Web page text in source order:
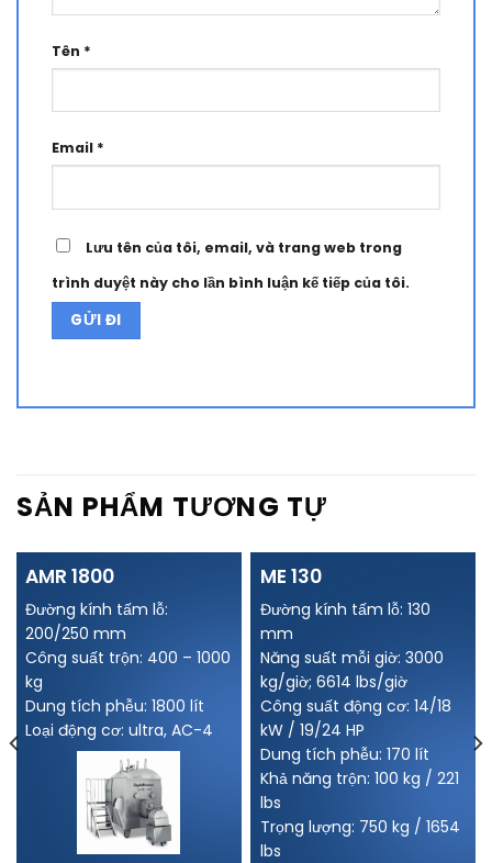
Tên *
Email *
Lưu tên của tôi, email, và trang web trong
trình duyệt này cho lần bình luận kế tiếp của tôi.
SẢN PHẨM TƯƠNG TỰ
AMR 1800
Đường kính tấm lỗ:
200/250 mm
Công suất trộn: 400 – 1000
kg
Dung tích phễu: 1800 lít
Loại động cơ: ultra, AC-4
ME 130
Đường kính tấm lỗ: 130
mm
Năng suất mỗi giờ: 3000
kg/giờ; 6614 lbs/giờ
Công suất động cơ: 14/18
kW / 19/24 HP
Dung tích phễu: 170 lít
Khả năng trộn: 100 kg / 221
lbs
Trọng lượng: 750 kg / 1654
lbs